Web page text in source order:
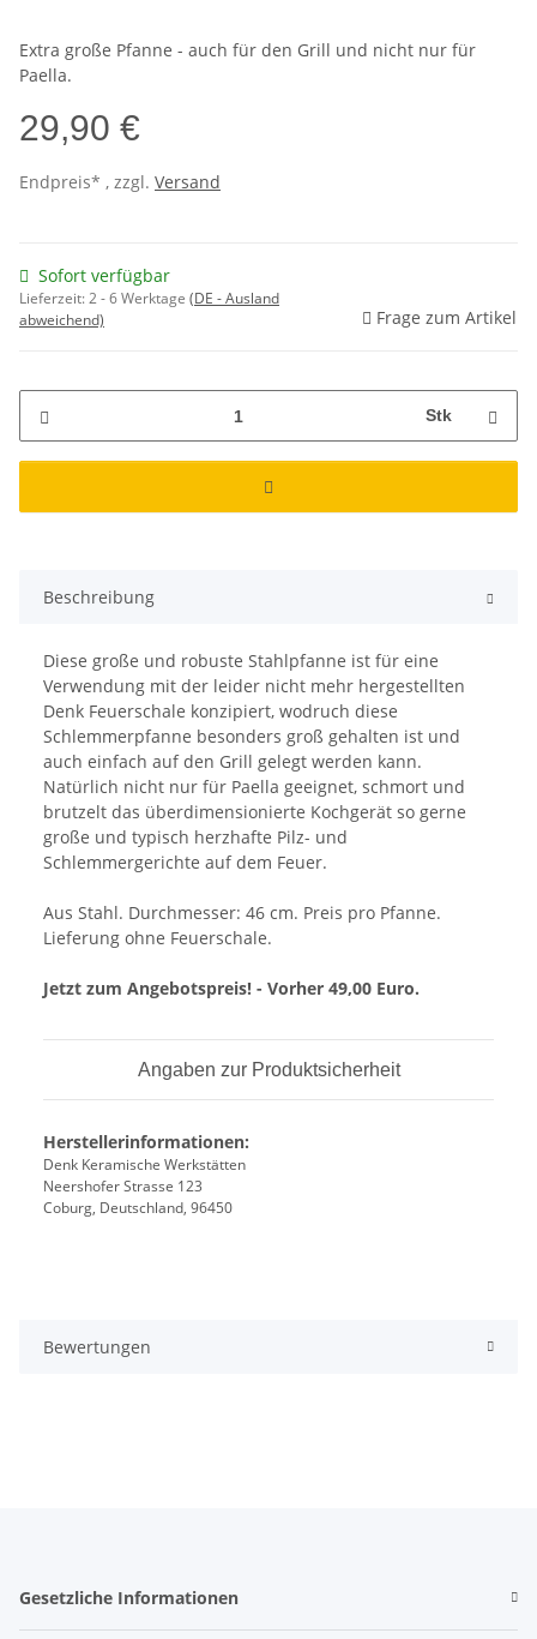
Extra große Pfanne - auch für den Grill und nicht nur für
Paella.
29,90 €
Endpreis* , zzgl. Versand
Sofort verfügbar
Lieferzeit:2 - 6 Werktage (DE - Ausland
abweichend)
Frage zum Artikel
Stk
Beschreibung
Diese große und robuste Stahlpfanne ist für eine
Verwendung mit der leider nicht mehr hergestellten
Denk Feuerschale konzipiert, wodruch diese
Schlemmerpfanne besonders groß gehalten ist und
auch einfach auf den Grill gelegt werden kann.
Natürlich nicht nur für Paella geeignet, schmort und
brutzelt das überdimensionierte Kochgerät so gerne
große und typisch herzhafte Pilz- und
Schlemmergerichte auf dem Feuer.
Aus Stahl. Durchmesser: 46 cm. Preis pro Pfanne.
Lieferung ohne Feuerschale.
Jetzt zum Angebotspreis! - Vorher 49,00 Euro.
Angaben zur Produktsicherheit
Herstellerinformationen:
Denk Keramische Werkstätten
Neershofer Strasse 123
Coburg, Deutschland, 96450
Bewertungen
Gesetzliche Informationen